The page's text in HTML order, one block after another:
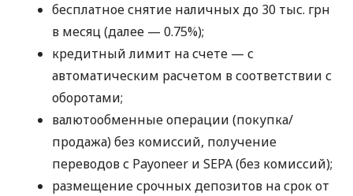
бесплатное снятие наличных до 30 тыс. грн
в месяц (далее — 0.75%);
кредитный лимит на счете — с
автоматическим расчетом в соответствии с
оборотами;
валютообменные операции (покупка/
продажа) без комиссий, получение
переводов с Payoneer и SEPA (без комиссий);
размещение срочных депозитов на срок от